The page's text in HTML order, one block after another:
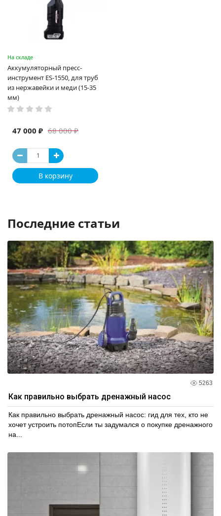
На складе
Аккумуляторный пресс-
инструмент ES-1550, для труб
из нержавейки и меди (15-35
мм)
68 000 ₽
47 000 ₽
В корзину
Последние статьи
5263
Как правильно выбрать дренажный насос
Как правильно выбрать дренажный насос: гид для тех, кто не
хочет устроить потопЕсли ты задумался о покупке дренажного
на...